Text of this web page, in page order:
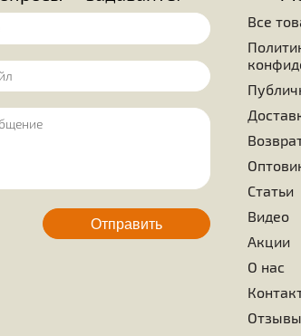
использования и прочности,
существа знали, что нужно
шестигранные ячейки, которые,
вопрос максимальной эффективности
поверхностями. Ученые,
признают, что ни одно живое
деятельности таких вершин, каких
достижением является то, что это больше
пчеловода Для пчел
вопросы — задавайте!